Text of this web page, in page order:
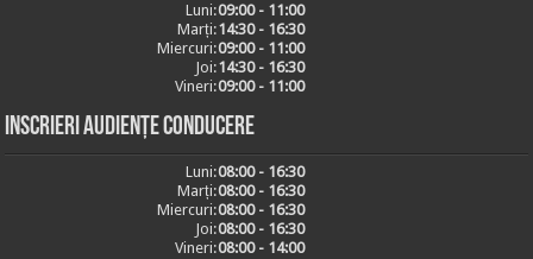
Luni:09:00 - 11:00
Marți:14:30 - 16:30
Miercuri:09:00 - 11:00
Joi:14:30 - 16:30
Vineri:09:00 - 11:00
Inscrieri audiențe conducere
Luni:08:00 - 16:30
Marți:08:00 - 16:30
Miercuri:08:00 - 16:30
Joi:08:00 - 16:30
Vineri:08:00 - 14:00